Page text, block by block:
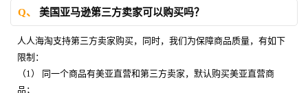
Q、 美国亚马逊第三方卖家可以购买吗？
人人海淘支持第三方卖家购买，同时，我们为保障商品质量，有如下
限制：
（1） 同一个商品有美亚直营和第三方卖家，默认购买美亚直营商
品；